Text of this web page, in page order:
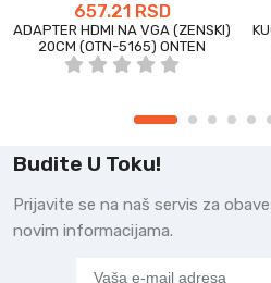
657.21 RSD
ADAPTER HDMI NA VGA (ZENSKI)
20CM (OTN-5165) ONTEN
Budite U Toku!
Prijavite se na naš servis za
novim informacijama.